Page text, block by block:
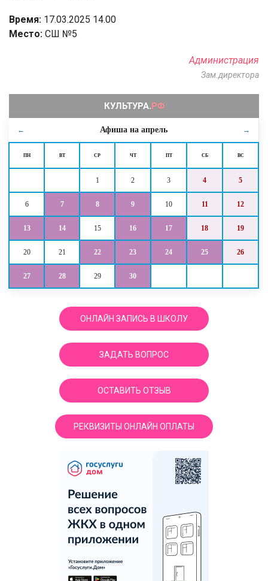
← Афиша на апрель →
ПН ВТ СР ЧТ ПТ СБ ВС
1 2 3 4 5
6 7 8 9 10 11 12
13 14 15 16 17 18 19
20 21 22 23 24 25 26
27 28 29 30
ОНЛАЙН ЗАПИСЬ В ШКОЛУ
ЗАДАТЬ ВОПРОС
ОСТАВИТЬ ОТЗЫВ
РЕКВИЗИТЫ ОНЛАЙН ОПЛАТЫ
Время: 17.03.2025 14.00
Место: СШ №5
Администрация
Зам.директора